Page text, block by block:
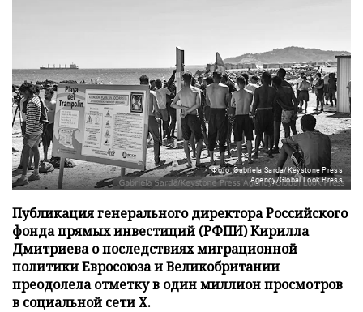
Фото: Gabriela Sarda/Keystone Press
Agency/Global Look Press
Публикация генерального директора Российского
фонда прямых инвестиций (РФПИ) Кирилла
Дмитриева о последствиях миграционной
политики Евросоюза и Великобритании
преодолела отметку в один миллион просмотров
в социальной сети X.